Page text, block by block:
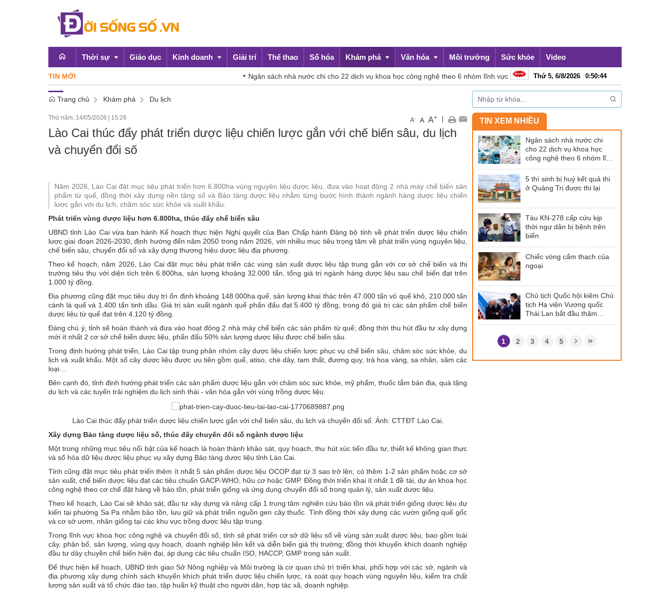
Thời sự
Emagazine
Giáo dục Kinh doanh Giải trí Thể thao Số hóa Khám phá Văn hóa Môi trường Sức khỏe Video
TIN MỚI Ngân sách nhà nước chi cho 22 dịch vụ khoa học công nghệ theo 6 nhóm lĩnh vực 5 thí sinh bị huỷ kết quả thi ở Quảng Trị
Thứ 5, 6/8/2026 0:50:45
Trang chủ Khám phá Du lịch
Thứ năm, 14/05/2026 15:26 A- A A+ |
Lào Cai thúc đẩy phát triển dược liệu chiến lược gắn với chế biến sâu, du lịch
và chuyển đổi số
Năm 2026, Lào Cai đặt mục tiêu phát triển hơn 6.800ha vùng nguyên liệu dược liệu, đưa vào hoạt động 2 nhà máy chế biến sản
phẩm từ quế, đồng thời xây dựng nền tảng số và Bảo tàng dược liệu nhằm từng bước hình thành ngành hàng dược liệu chiến
lược gắn với du lịch, chăm sóc sức khỏe và xuất khẩu.
Phát triển vùng dược liệu hơn 6.800ha, thúc đẩy chế biến sâu
UBND tỉnh Lào Cai vừa ban hành Kế hoạch thực hiện Nghị quyết của Ban Chấp hành Đảng bộ tỉnh về phát triển dược liệu chiến
lược giai đoạn 2026-2030, định hướng đến năm 2050 trong năm 2026, với nhiều mục tiêu trọng tâm về phát triển vùng nguyên liệu,
chế biến sâu, chuyển đổi số và xây dựng thương hiệu dược liệu địa phương.
Theo kế hoạch, năm 2026, Lào Cai đặt mục tiêu phát triển các vùng sản xuất dược liệu tập trung gắn với cơ sở chế biến và thị
trường tiêu thụ với diện tích trên 6.800ha, sản lượng khoảng 32.000 tấn, tổng giá trị ngành hàng dược liệu sau chế biến đạt trên
1.000 tỷ đồng.
Địa phương cũng đặt mục tiêu duy trì ổn định khoảng 148.000ha quế, sản lượng khai thác trên 47.000 tấn vỏ quế khô, 210.000 tấn
cành lá quế và 1.400 tấn tinh dầu. Giá trị sản xuất ngành quế phấn đấu đạt 5.400 tỷ đồng, trong đó giá trị các sản phẩm chế biến
dược liệu từ quế đạt trên 4.120 tỷ đồng.
Đáng chú ý, tỉnh sẽ hoàn thành và đưa vào hoạt động 2 nhà máy chế biến các sản phẩm từ quế; đồng thời thu hút đầu tư xây dựng
mới ít nhất 2 cơ sở chế biến dược liệu, phấn đấu 50% sản lượng dược liệu được chế biến sâu.
Trong định hướng phát triển, Lào Cai tập trung phân nhóm cây dược liệu chiến lược phục vụ chế biến sâu, chăm sóc sức khỏe, du
lịch và xuất khẩu. Một số cây dược liệu được ưu tiên gồm quế, atiso, chè dây, tam thất, đương quy, trà hoa vàng, sa nhân, sâm các
loại…
Bên cạnh đó, tỉnh định hướng phát triển các sản phẩm dược liệu gắn với chăm sóc sức khỏe, mỹ phẩm, thuốc tắm bản địa, quà tặng
du lịch và các tuyến trải nghiệm du lịch sinh thái - văn hóa gắn với vùng trồng dược liệu.
Lào Cai thúc đẩy phát triển dược liệu chiến lược gắn với chế biến sâu, du lịch và chuyển đổi số. Ảnh: CTTĐT Lào Cai.
Xây dựng Bảo tàng dược liệu số, thúc đẩy chuyển đổi số ngành dược liệu
Một trong những mục tiêu nổi bật của kế hoạch là hoàn thành khảo sát, quy hoạch, thu hút xúc tiến đầu tư, thiết kế không gian thực
và số hóa dữ liệu dược liệu phục vụ xây dựng Bảo tàng dược liệu tỉnh Lào Cai.
Tỉnh cũng đặt mục tiêu phát triển thêm ít nhất 5 sản phẩm dược liệu OCOP đạt từ 3 sao trở lên; có thêm 1-2 sản phẩm hoặc cơ sở
sản xuất, chế biến dược liệu đạt các tiêu chuẩn GACP-WHO, hữu cơ hoặc GMP. Đồng thời triển khai ít nhất 1 đề tài, dự án khoa học
công nghệ theo cơ chế đặt hàng về bảo tồn, phát triển giống và ứng dụng chuyển đổi số trong quản lý, sản xuất dược liệu.
Theo kế hoạch, Lào Cai sẽ khảo sát, đầu tư xây dựng và nâng cấp 1 trung tâm nghiên cứu bảo tồn và phát triển giống dược liệu dự
kiến tại phường Sa Pa nhằm bảo tồn, lưu giữ và phát triển nguồn gen cây thuốc. Tỉnh đồng thời xây dựng các vườn giống quế gốc
và cơ sở ươm, nhân giống tại các khu vực trồng dược liệu tập trung.
Trong lĩnh vực khoa học công nghệ và chuyển đổi số, tỉnh sẽ phát triển cơ sở dữ liệu số về vùng sản xuất dược liệu, bao gồm loài
cây, phân bố, sản lượng, vùng quy hoạch, doanh nghiệp liên kết và diễn biến giá thị trường; đồng thời khuyến khích doanh nghiệp
đầu tư dây chuyền chế biến hiện đại, áp dụng các tiêu chuẩn ISO, HACCP, GMP trong sản xuất.
Để thực hiện kế hoạch, UBND tỉnh giao Sở Nông nghiệp và Môi trường là cơ quan chủ trì triển khai, phối hợp với các sở, ngành và
địa phương xây dựng chính sách khuyến khích phát triển dược liệu chiến lược, rà soát quy hoạch vùng nguyên liệu, kiểm tra chất
lượng sản xuất và tổ chức đào tạo, tập huấn kỹ thuật cho người dân, hợp tác xã, doanh nghiệp.
TIN XEM NHIỀU
Ngân sách nhà nước chi
cho 22 dịch vụ khoa học
công nghệ theo 6 nhóm lĩnh
5 thí sinh bị huỷ kết quả thi
ở Quảng Trị được thi lại
Tàu KN-278 cấp cứu kịp
thời ngư dân bị bệnh trên
biển
Chiếc vòng cẩm thạch của
ngoại
Chủ tịch Quốc hội kiêm Chủ
tịch Hạ viện Vương quốc
Thái Lan bắt đầu thăm
1 2 3 4 5